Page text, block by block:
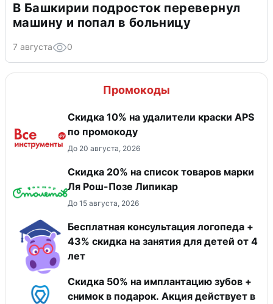
В Башкирии подросток перевернул
машину и попал в больницу
7 августа 0
Промокоды
Скидка 10% на удалители краски APS
по промокоду
До 20 августа, 2026
Скидка 20% на список товаров марки
Ля Рош-Позе Липикар
До 15 августа, 2026
Бесплатная консультация логопеда +
43% скидка на занятия для детей от 4
лет
Скидка 50% на имплантацию зубов +
снимок в подарок. Акция действует в